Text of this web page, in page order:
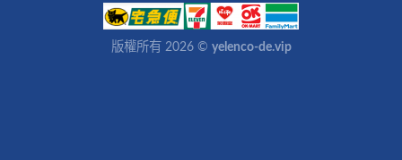
版權所有 2026 © yelenco-de.vip